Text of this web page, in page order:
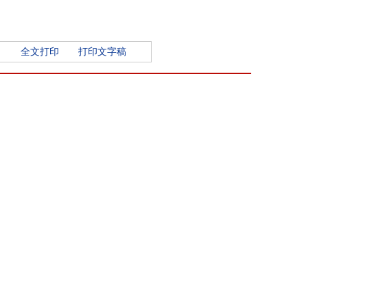
全文打印 打印文字稿